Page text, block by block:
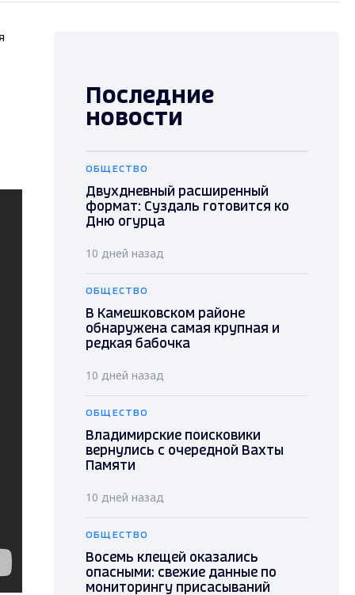
Последние
новости
ОБЩЕСТВО
Двухдневный расширенный
формат: Суздаль готовится ко
Дню огурца
10 дней назад
ОБЩЕСТВО
В Камешковском районе
обнаружена самая крупная и
редкая бабочка
10 дней назад
ОБЩЕСТВО
Владимирские поисковики
вернулись с очередной Вахты
Памяти
10 дней назад
ОБЩЕСТВО
Восемь клещей оказались
опасными: свежие данные по
мониторингу присасываний